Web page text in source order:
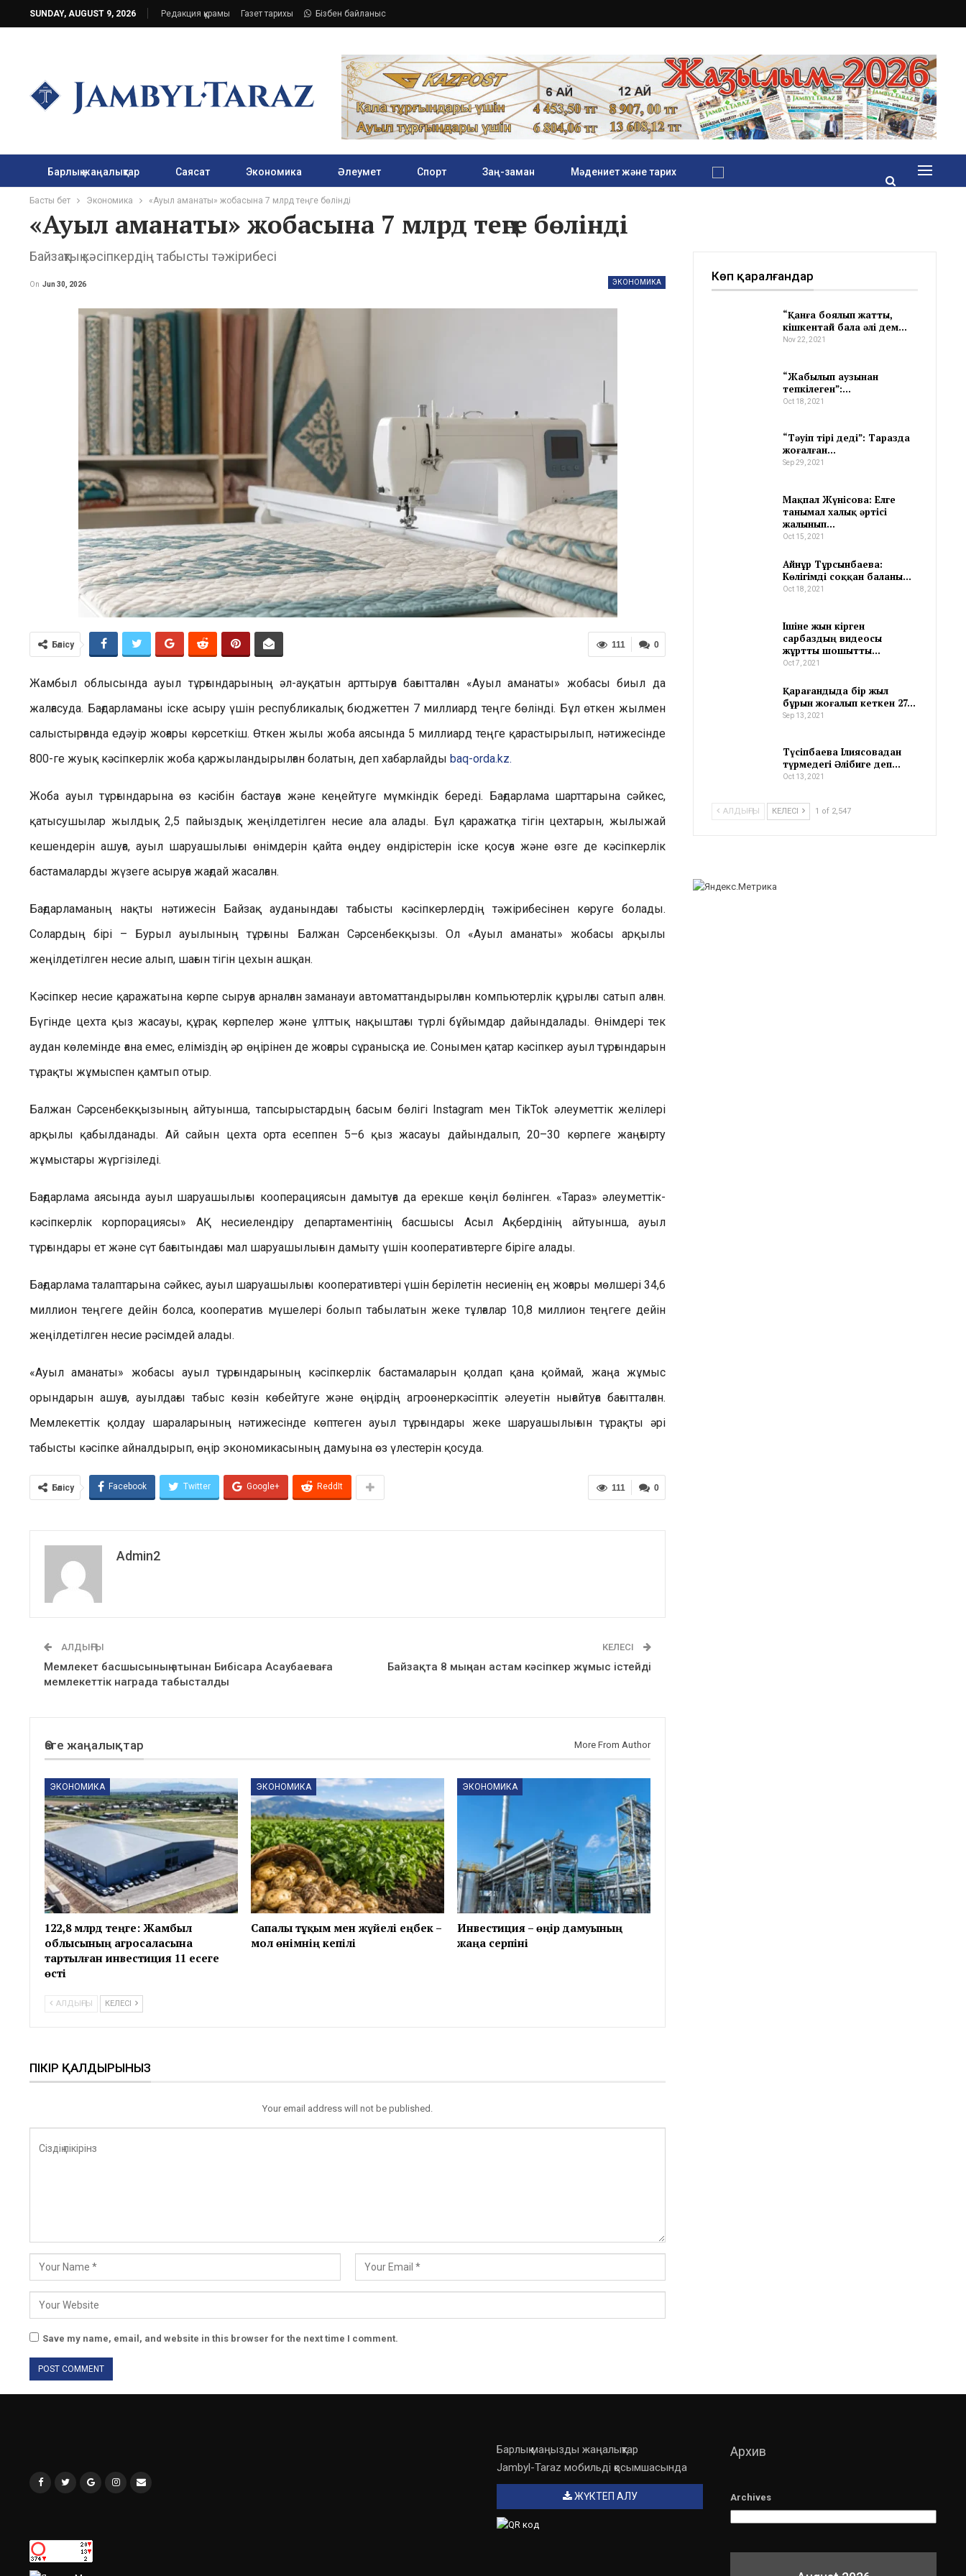
SUNDAY, AUGUST 9, 2026 Редакция құрамы Газет тарихы Бізбен байланыс
Барлық жаңалықтар Саясат Экономика Әлеумет Спорт Заң-заман Мәдениет және тарих
Басты бет Экономика «Ауыл аманаты» жобасына 7 млрд теңге бөлінді
«Ауыл аманаты» жобасына 7 млрд теңге бөлінді
Байзақтық кәсіпкердің табысты тәжірибесі
ЭКОНОМИКА
On Jun 30, 2026
0
111
Бөлісу
Жамбыл облысында ауыл тұрғындарының әл-ауқатын арттыруға бағытталған «Ауыл аманаты» жобасы биыл да
жалғасуда. Бағдарламаны іске асыру үшін республикалық бюджеттен 7 миллиард теңге бөлінді. Бұл өткен жылмен
салыстырғанда едәуір жоғары көрсеткіш. Өткен жылы жоба аясында 5 миллиард теңге қарастырылып, нәтижесінде
800-ге жуық кәсіпкерлік жоба қаржыландырылған болатын, деп хабарлайды baq-orda.kz.
Жоба ауыл тұрғындарына өз кәсібін бастауға және кеңейтуге мүмкіндік береді. Бағдарлама шарттарына сәйкес,
қатысушылар жылдық 2,5 пайыздық жеңілдетілген несие ала алады. Бұл қаражатқа тігін цехтарын, жылыжай
кешендерін ашуға, ауыл шаруашылығы өнімдерін қайта өңдеу өндірістерін іске қосуға және өзге де кәсіпкерлік
бастамаларды жүзеге асыруға жағдай жасалған.
Бағдарламаның нақты нәтижесін Байзақ ауданындағы табысты кәсіпкерлердің тәжірибесінен көруге болады.
Солардың бірі – Бурыл ауылының тұрғыны Балжан Сәрсенбекқызы. Ол «Ауыл аманаты» жобасы арқылы
жеңілдетілген несие алып, шағын тігін цехын ашқан.
Кәсіпкер несие қаражатына көрпе сыруға арналған заманауи автоматтандырылған компьютерлік құрылғы сатып алған.
Бүгінде цехта қыз жасауы, құрақ көрпелер және ұлттық нақыштағы түрлі бұйымдар дайындалады. Өнімдері тек
аудан көлемінде ғана емес, еліміздің әр өңірінен де жоғары сұранысқа ие. Сонымен қатар кәсіпкер ауыл тұрғындарын
тұрақты жұмыспен қамтып отыр.
Балжан Сәрсенбекқызының айтуынша, тапсырыстардың басым бөлігі Instagram мен TikTok әлеуметтік желілері
арқылы қабылданады. Ай сайын цехта орта есеппен 5–6 қыз жасауы дайындалып, 20–30 көрпеге жаңғырту
жұмыстары жүргізіледі.
Бағдарлама аясында ауыл шаруашылығы кооперациясын дамытуға да ерекше көңіл бөлінген. «Тараз» әлеуметтік-
кәсіпкерлік корпорациясы» АҚ несиелендіру департаментінің басшысы Асыл Ақбердінің айтуынша, ауыл
тұрғындары ет және сүт бағытындағы мал шаруашылығын дамыту үшін кооперативтерге біріге алады.
Бағдарлама талаптарына сәйкес, ауыл шаруашылығы кооперативтері үшін берілетін несиенің ең жоғары мөлшері 34,6
миллион теңгеге дейін болса, кооператив мүшелері болып табылатын жеке тұлғалар 10,8 миллион теңгеге дейін
жеңілдетілген несие рәсімдей алады.
«Ауыл аманаты» жобасы ауыл тұрғындарының кәсіпкерлік бастамаларын қолдап қана қоймай, жаңа жұмыс
орындарын ашуға, ауылдағы табыс көзін көбейтуге және өңірдің агроөнеркәсіптік әлеуетін нығайтуға бағытталған.
Мемлекеттік қолдау шараларының нәтижесінде көптеген ауыл тұрғындары жеке шаруашылығын тұрақты әрі
табысты кәсіпке айналдырып, өңір экономикасының дамуына өз үлестерін қосуда.
0
111
Бөлісу Facebook Twitter Google+ ReddIt
Admin2
АЛДЫҢҒЫ
Мемлекет басшысының атынан Бибісара Асаубаеваға
мемлекеттік награда табысталды
КЕЛЕСІ
Байзақта 8 мыңнан астам кәсіпкер жұмыс істейді
Өзге жаңалықтар More From Author
ЭКОНОМИКА
122,8 млрд теңге: Жамбыл
облысының агросаласына
тартылған инвестиция 11 есеге
өсті
ЭКОНОМИКА
Сапалы тұқым мен жүйелі еңбек –
мол өнімнің кепілі
ЭКОНОМИКА
Инвестиция – өңір дамуының
жаңа серпіні
АЛДЫҢҒЫ КЕЛЕСІ
ПІКІР ҚАЛДЫРЫНЫЗ
Your email address will not be published.
Save my name, email, and website in this browser for the next time I comment.
Көп қаралғандар
“Қанға боялып жатты,
кішкентай бала әлі дем…
Nov 22, 2021
“Жабылып аузынан
тепкілеген”:…
Oct 18, 2021
“Тәуіп тірі деді”: Таразда
жоғалған…
Sep 29, 2021
Мақпал Жүнісова: Елге
танымал халық әртісі
жалынып…
Oct 15, 2021
Айнұр Тұрсынбаева:
Көлігімді соққан баланы…
Oct 18, 2021
Ішіне жын кірген
сарбаздың видеосы
жұртты шошытты…
Oct 7, 2021
Қарағандыда бір жыл
бұрын жоғалып кеткен 27…
Sep 13, 2021
Түсіпбаева Ілиясовадан
түрмедегі Әлібиге деп…
Oct 13, 2021
АЛДЫҢҒЫ КЕЛЕСІ 1 of 2,547
Барлық маңызды жаңалықтар
Jambyl-Taraz мобильді қосымшасында
ЖҮКТЕП АЛУ
Архив
Archives